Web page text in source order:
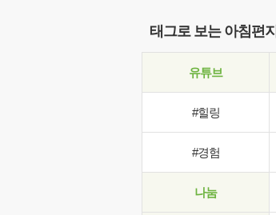
태그로 보는 아침편지
유튜브
#힐링
#경험
나눔